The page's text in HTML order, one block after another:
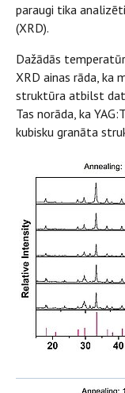
paraugi tika
(XRD).
Dažādās
XRD ainas rāda, ka
struktūra atbilst
Tas norāda, ka
kubisku granāta